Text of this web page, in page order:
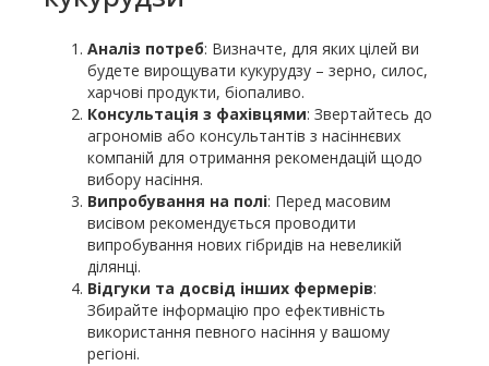
Аналіз потреб: Визначте, для яких цілей ви
будете вирощувати кукурудзу – зерно, силос,
харчові продукти, біопаливо.
Консультація з фахівцями: Звертайтесь до
агрономів або консультантів з насіннєвих
компаній для отримання рекомендацій щодо
вибору насіння.
Випробування на полі: Перед масовим
висівом рекомендується проводити
випробування нових гібридів на невеликій
ділянці.
Відгуки та досвід інших фермерів:
Збирайте інформацію про ефективність
використання певного насіння у вашому
регіоні.